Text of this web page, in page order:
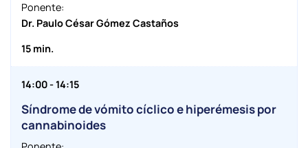
Ponente:
Dr. Paulo César Gómez Castaños
15 min.
14:00 - 14:15
Síndrome de vómito cíclico e hiperémesis por
cannabinoides